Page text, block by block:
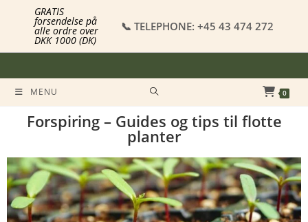
📞 TELEPHONE: +45 43 474 272
GRATIS
forsendelse på
alle ordre over
DKK 1000 (DK)
0
MENU
Forspiring – Guides og tips til flotte
planter